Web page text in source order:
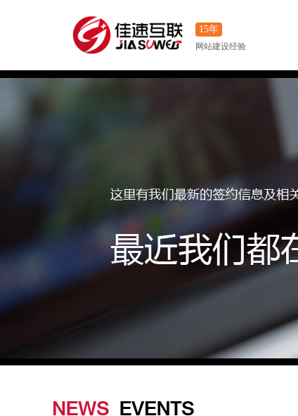
15年
网站建设经验